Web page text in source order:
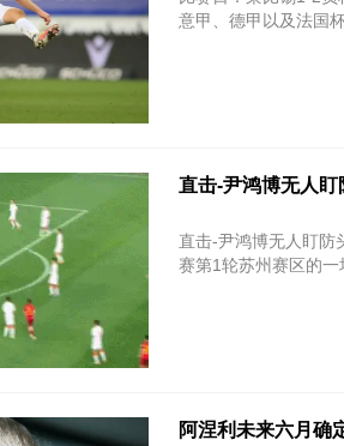
意甲、德甲以及法国
直击-尹鸿博无人
直击-尹鸿博无人盯防
阿涅利未来六月确